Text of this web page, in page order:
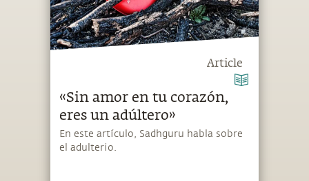
Article
«Sin amor en tu corazón,
eres un adúltero»
En este artículo, Sadhguru habla sobre
el adulterio.